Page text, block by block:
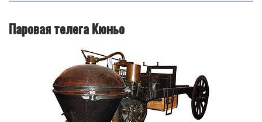
Паровая телега Кюньо